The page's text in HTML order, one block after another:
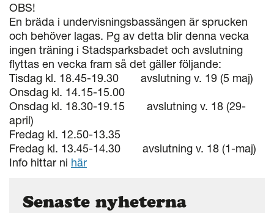
OBS!
En bräda i undervisningsbassängen är sprucken
och behöver lagas. Pg av detta blir denna vecka
ingen träning i Stadsparksbadet och avslutning
flyttas en vecka fram så det gäller följande:
Tisdag kl. 18.45-19.30 avslutning v. 19 (5 maj)
Onsdag kl. 14.15-15.00
Onsdag kl. 18.30-19.15 avslutning v. 18 (29-
april)
Fredag kl. 12.50-13.35
Fredag kl. 13.45-14.30 avslutning v. 18 (1-maj)
Info hittar ni här
Senaste nyheterna